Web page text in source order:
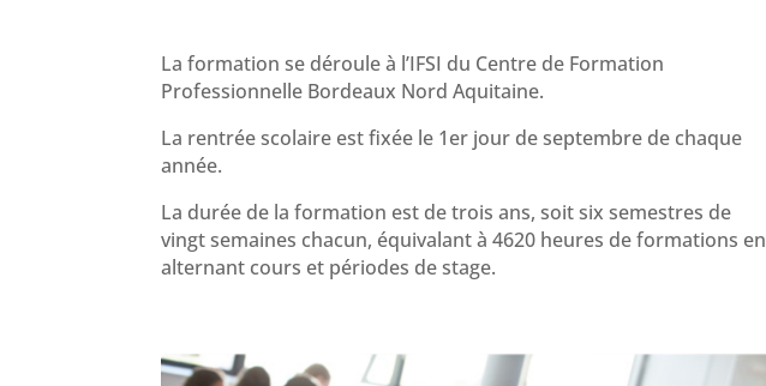
La formation se déroule à l’IFSI du Centre de Formation
Professionnelle Bordeaux Nord Aquitaine.
La rentrée scolaire est fixée le 1er jour de septembre de chaque
année.
La durée de la formation est de trois ans, soit six semestres de
vingt semaines chacun, équivalant à 4620 heures de formations en
alternant cours et périodes de stage.